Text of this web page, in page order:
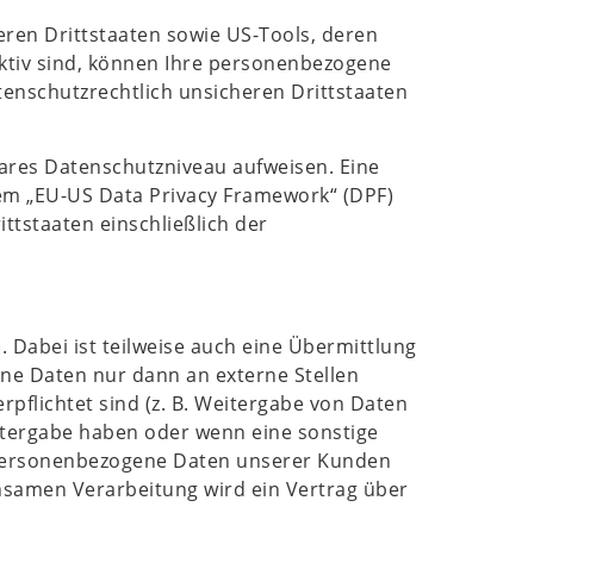
Drittstaaten sowie US-Tools, deren
sind, können Ihre personenbezogene
unsicheren Drittstaaten
Datenschutzniveau aufweisen. Eine
US Data Privacy Framework“ (DPF)
einschließlich der
Dabei ist teilweise auch eine Übermittlung
Daten nur dann an externe Stellen
sind (z. B. Weitergabe von Daten
haben oder wenn eine sonstige
Daten unserer Kunden
Verarbeitung wird ein Vertrag über